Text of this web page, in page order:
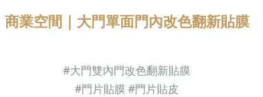
商業空間｜ 大門單面門內改色翻新貼膜
#大門雙內門改色翻新貼膜
#門片貼膜 #門片貼皮